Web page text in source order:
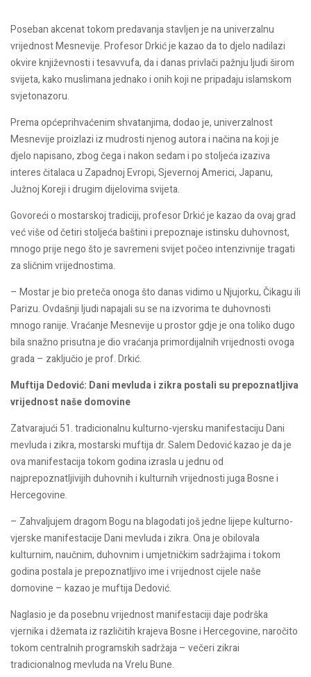
Poseban akcenat tokom predavanja stavljen je na univerzalnu
vrijednost Mesnevije. Profesor Drkić je kazao da to djelo nadilazi
okvire književnosti i tesavvufa, da i danas privlači pažnju ljudi širom
svijeta, kako muslimana jednako i onih koji ne pripadaju islamskom
svjetonazoru.
Prema općeprihvaćenim shvatanjima, dodao je, univerzalnost
Mesnevije proizlazi iz mudrosti njenog autora i načina na koji je
djelo napisano, zbog čega i nakon sedam i po stoljeća izaziva
interes čitalaca u Zapadnoj Evropi, Sjevernoj Americi, Japanu,
Južnoj Koreji i drugim dijelovima svijeta.
Govoreći o mostarskoj tradiciji, profesor Drkić je kazao da ovaj grad
već više od četiri stoljeća baštini i prepoznaje istinsku duhovnost,
mnogo prije nego što je savremeni svijet počeo intenzivnije tragati
za sličnim vrijednostima.
– Mostar je bio preteča onoga što danas vidimo u Njujorku, Čikagu ili
Parizu. Ovdašnji ljudi napajali su se na izvorima te duhovnosti
mnogo ranije. Vraćanje Mesnevije u prostor gdje je ona toliko dugo
bila snažno prisutna je dio vraćanja primordijalnih vrijednosti ovoga
grada – zaključio je prof. Drkić.
Muftija Dedović: Dani mevluda i zikra postali su prepoznatljiva
vrijednost naše domovine
Zatvarajući 51. tradicionalnu kulturno-vjersku manifestaciju Dani
mevluda i zikra, mostarski muftija dr. Salem Dedović kazao je da je
ova manifestacija tokom godina izrasla u jednu od
najprepoznatljivijih duhovnih i kulturnih vrijednosti juga Bosne i
Hercegovine.
– Zahvaljujem dragom Bogu na blagodati još jedne lijepe kulturno-
vjerske manifestacije Dani mevluda i zikra. Ona je obilovala
kulturnim, naučnim, duhovnim i umjetničkim sadržajima i tokom
godina postala je prepoznatljivo ime i vrijednost cijele naše
domovine – kazao je muftija Dedović.
Naglasio je da posebnu vrijednost manifestaciji daje podrška
vjernika i džemata iz različitih krajeva Bosne i Hercegovine, naročito
tokom centralnih programskih sadržaja – večeri zikrai
tradicionalnog mevluda na Vrelu Bune.